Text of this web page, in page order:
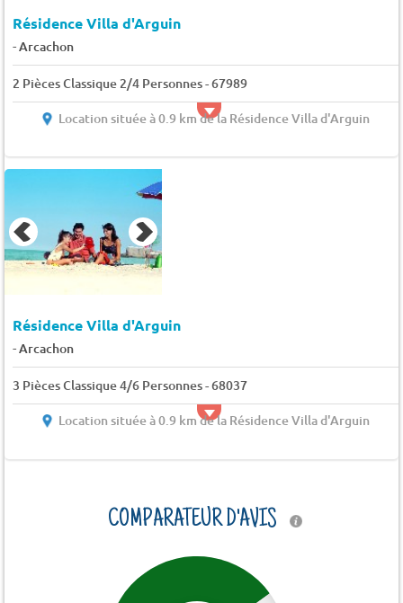
Résidence Villa d'Arguin
-Arcachon
2 Pièces Classique 2/4 Personnes - 67989
Location située à 0.9 km de la Résidence Villa d'Arguin
Résidence Villa d'Arguin
-Arcachon
3 Pièces Classique 4/6 Personnes - 68037
Location située à 0.9 km de la Résidence Villa d'Arguin
COMPARATEUR D'AVIS